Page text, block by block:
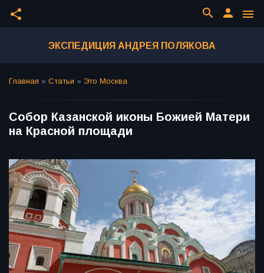
share menu
person
search
ЭКСПЕДИЦИЯ АНДРЕЯ ПОЛЯКОВА
Главная » Статьи » Это Москва
Собор Казанской иконы Божией Матери
на Красной площади